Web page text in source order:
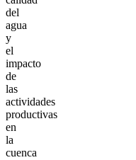
del
agua
y
el
impacto
de
las
actividades
productivas
en
la
cuenca